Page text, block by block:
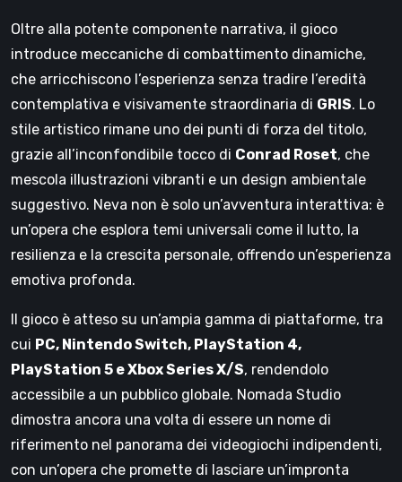
Oltre alla potente componente narrativa, il gioco
introduce meccaniche di combattimento dinamiche,
che arricchiscono l’esperienza senza tradire l’eredità
contemplativa e visivamente straordinaria di GRIS. Lo
stile artistico rimane uno dei punti di forza del titolo,
grazie all’inconfondibile tocco di Conrad Roset, che
mescola illustrazioni vibranti e un design ambientale
suggestivo. Neva non è solo un’avventura interattiva: è
un’opera che esplora temi universali come il lutto, la
resilienza e la crescita personale, offrendo un’esperienza
emotiva profonda.
Il gioco è atteso su un’ampia gamma di piattaforme, tra
cui PC, Nintendo Switch, PlayStation 4,
PlayStation 5 e Xbox Series X/S, rendendolo
accessibile a un pubblico globale. Nomada Studio
dimostra ancora una volta di essere un nome di
riferimento nel panorama dei videogiochi indipendenti,
con un’opera che promette di lasciare un’impronta